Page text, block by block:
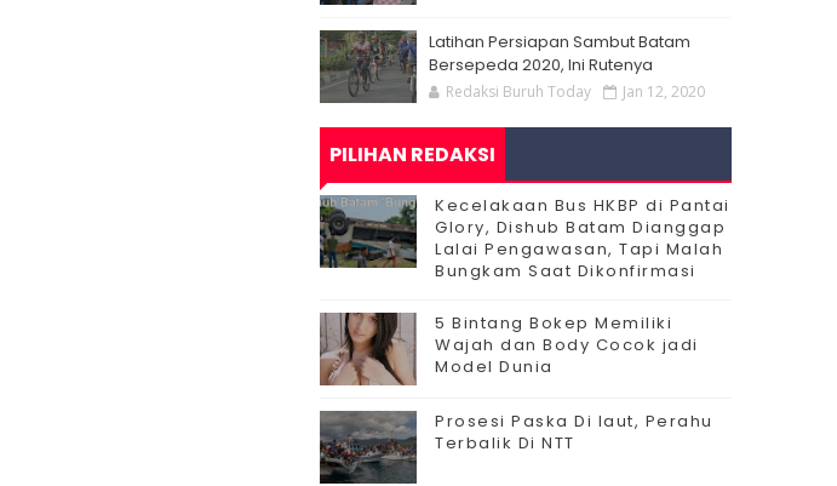
Latihan Persiapan Sambut Batam
Bersepeda 2020, Ini Rutenya
Redaksi Buruh Today Jan 12, 2020
PILIHAN REDAKSI
Kecelakaan Bus HKBP di Pantai
Glory, Dishub Batam Dianggap
Lalai Pengawasan, Tapi Malah
Bungkam Saat Dikonfirmasi
5 Bintang Bokep Memiliki
Wajah dan Body Cocok jadi
Model Dunia
Prosesi Paska Di laut, Perahu
Terbalik Di NTT